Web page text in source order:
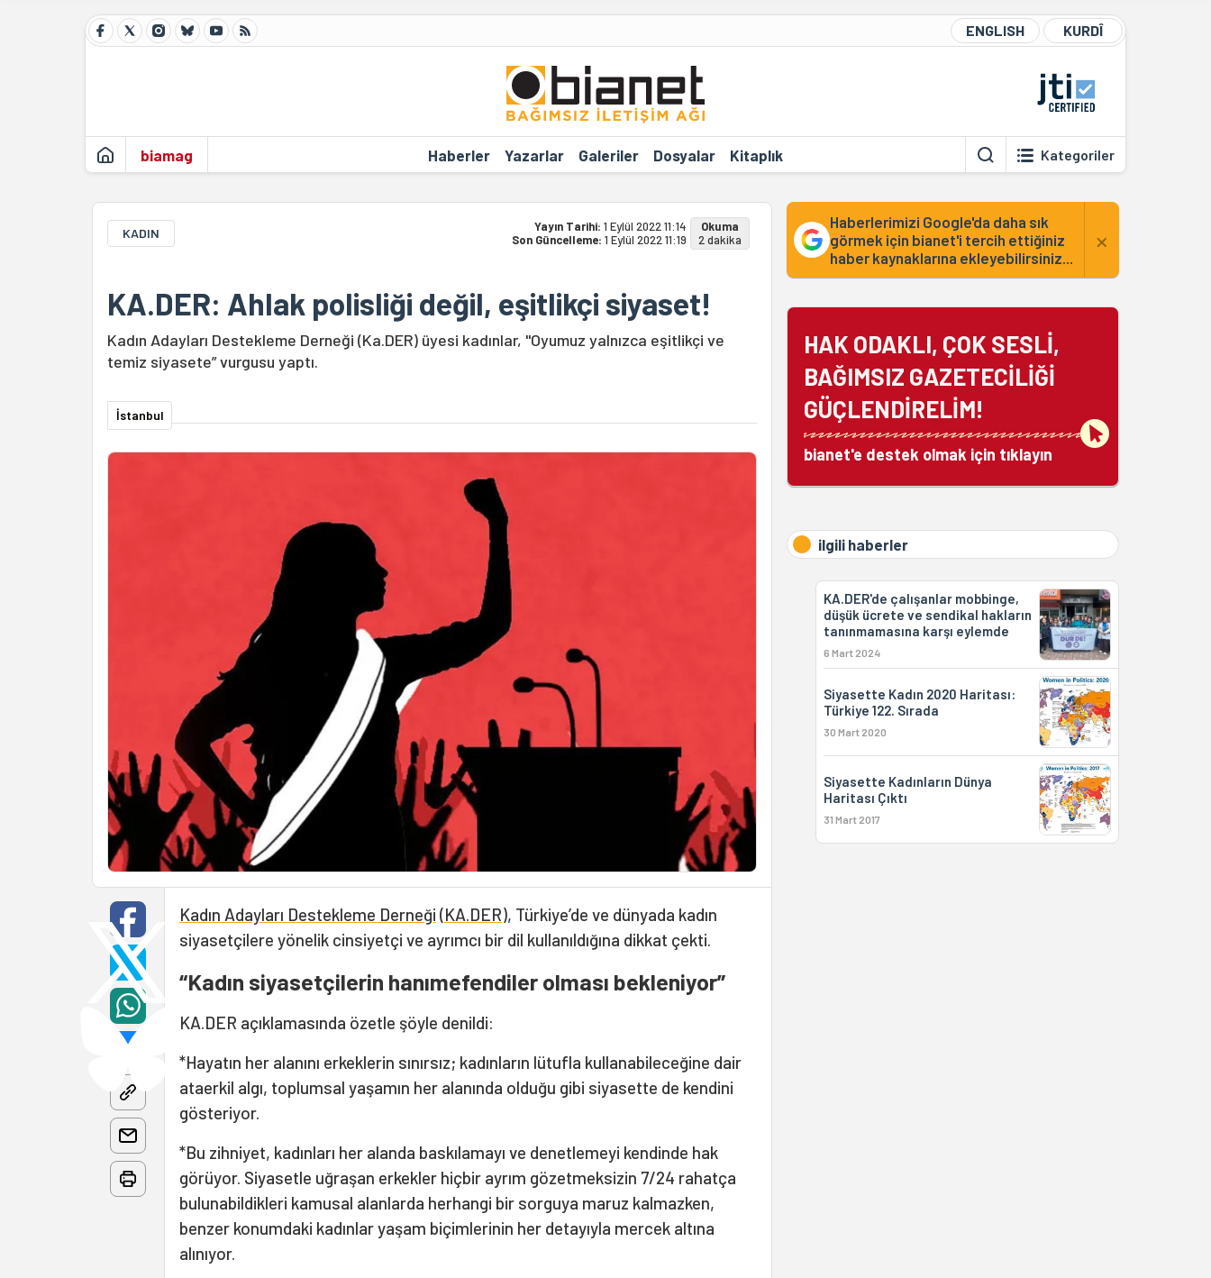
ENGLISH KURDÎ
biamag Haberler Yazarlar Galeriler Dosyalar Kitaplık Kategoriler
KADIN Yayın Tarihi: 1 Eylül 2022 11:14
Son Güncelleme: 1 Eylül 2022 11:19
Okuma
2 dakika
KA.DER: Ahlak polisliği değil, eşitlikçi siyaset!
Kadın Adayları Destekleme Derneği (Ka.DER) üyesi kadınlar, "Oyumuz yalnızca eşitlikçi ve
temiz siyasete” vurgusu yaptı.
İstanbul
Kadın Adayları Destekleme Derneği (KA.DER), Türkiye’de ve dünyada kadın
siyasetçilere yönelik cinsiyetçi ve ayrımcı bir dil kullanıldığına dikkat çekti.
“Kadın siyasetçilerin hanımefendiler olması bekleniyor”
KA.DER açıklamasında özetle şöyle denildi:
*Hayatın her alanını erkeklerin sınırsız; kadınların lütufla kullanabileceğine dair
ataerkil algı, toplumsal yaşamın her alanında olduğu gibi siyasette de kendini
gösteriyor.
*Bu zihniyet, kadınları her alanda baskılamayı ve denetlemeyi kendinde hak
görüyor. Siyasetle uğraşan erkekler hiçbir ayrım gözetmeksizin 7/24 rahatça
bulunabildikleri kamusal alanlarda herhangi bir sorguya maruz kalmazken,
benzer konumdaki kadınlar yaşam biçimlerinin her detayıyla mercek altına
alınıyor.
Haberlerimizi Google'da daha sık
görmek için bianet'i tercih ettiğiniz
haber kaynaklarına ekleyebilirsiniz...
×
HAK ODAKLI, ÇOK SESLİ,
BAĞIMSIZ GAZETECİLİĞİ
GÜÇLENDİRELİM!
bianet'e destek olmak için tıklayın
ilgili haberler
KA.DER'de çalışanlar mobbinge,
düşük ücrete ve sendikal hakların
tanınmamasına karşı eylemde
6 Mart 2024
Siyasette Kadın 2020 Haritası:
Türkiye 122. Sırada
30 Mart 2020
Siyasette Kadınların Dünya
Haritası Çıktı
31 Mart 2017